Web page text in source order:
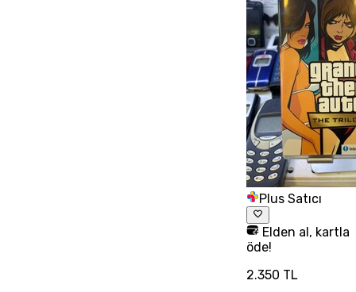
Plus Satıcı
Elden al, kartla
öde!
2.350 TL